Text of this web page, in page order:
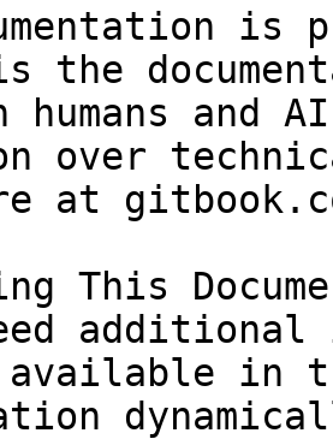
is
the
humans and
over
at
This
in